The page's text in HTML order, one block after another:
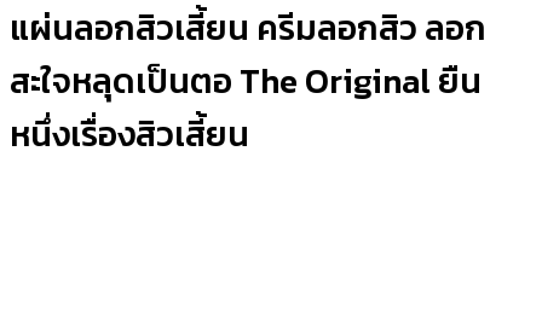
แผ่นลอกสิวเสี้ยน ครีมลอกสิว ลอก
สะใจหลุดเป็นตอ The Original ยืน
หนึ่งเรื่องสิวเสี้ยน